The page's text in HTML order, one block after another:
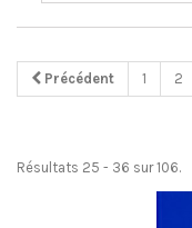
Précédent 1 2
Résultats 25 - 36 sur 106.